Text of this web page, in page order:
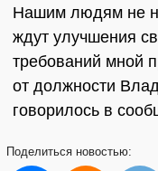
Нашим людям не
ждут улучшения
требований мной
от должности
говорилось в
Поделиться новостью: